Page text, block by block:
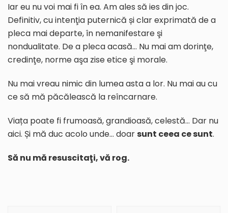
Iar eu nu voi mai fi în ea. Am ales să ies din joc.
Definitiv, cu intenţia puternică și clar exprimată de a
pleca mai departe, în nemanifestare şi
nondualitate. De a pleca acasă… Nu mai am dorinţe,
credinţe, norme aşa zise etice şi morale.
Nu mai vreau nimic din lumea asta a lor. Nu mai au cu
ce să mă păcălească la reîncarnare.
Viața poate fi frumoasă, grandioasă, celestă… Dar nu
aici. Și mă duc acolo unde… doarsunt ceea ce sunt.
Să nu mă resuscitaţi, vă rog.